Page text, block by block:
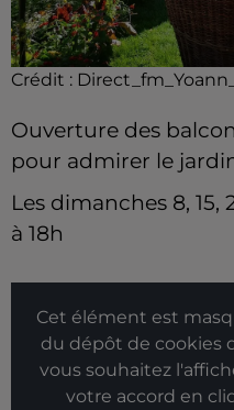
Crédit :
Ouverture des
pour admirer le
Les dimanches 8, 15,
à 18h
Cet élément est
du dépôt de cookies
vous souhaitez
votre accord en